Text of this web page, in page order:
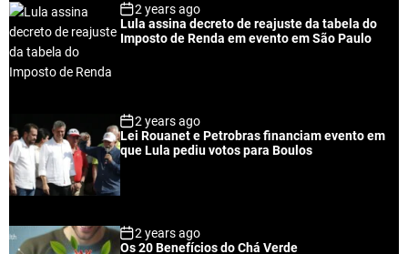
2 years ago
Lula assina decreto de reajuste da tabela do
Imposto de Renda em evento em São Paulo
2 years ago
Lei Rouanet e Petrobras financiam evento em
que Lula pediu votos para Boulos
2 years ago
Os 20 Benefícios do Chá Verde